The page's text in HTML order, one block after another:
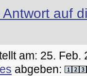
Antwort auf
am: 25.
abgeben: